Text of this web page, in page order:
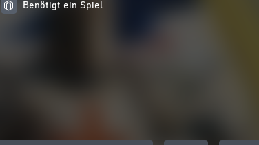
Benötigt ein Spiel